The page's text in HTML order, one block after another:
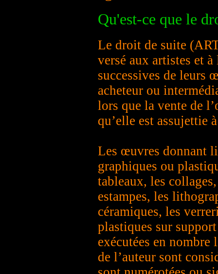
Qu'est-ce que le
Le droit de suite
versé aux artistes et
successives de leurs
acheteur ou
lors que la vente de
qu’elle est assujettie
Les œuvres donnant
graphiques ou
tableaux, les
estampes, les
céramiques, les
plastiques sur
exécutées en
de l’auteur sont